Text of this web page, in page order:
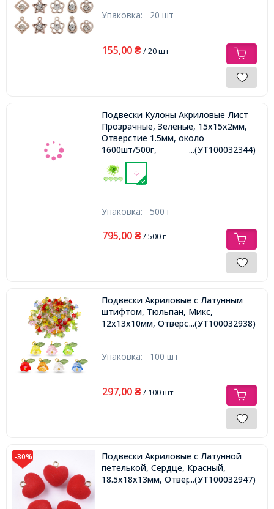
Упаковка: 20 шт
155,00 ₴/ 20 шт
Подвески Кулоны Акриловые Лист
Прозрачные, Зеленые, 15х15х2мм,
Отверстие 1.5мм, около
1600шт/500г,
...(УТ100032344)
Упаковка: 500 г
795,00 ₴/ 500 г
Подвески Акриловые с Латунным
штифтом, Тюльпан, Микс,
12х13х10мм, Отверстие 2мм,
...(УТ100032938)
Упаковка: 100 шт
297,00 ₴/ 100 шт
-30%
Подвески Акриловые с Латунной
петелькой, Сердце, Красный,
18.5х18х13мм, Отверстие 2.5мм,
...(УТ100032947)